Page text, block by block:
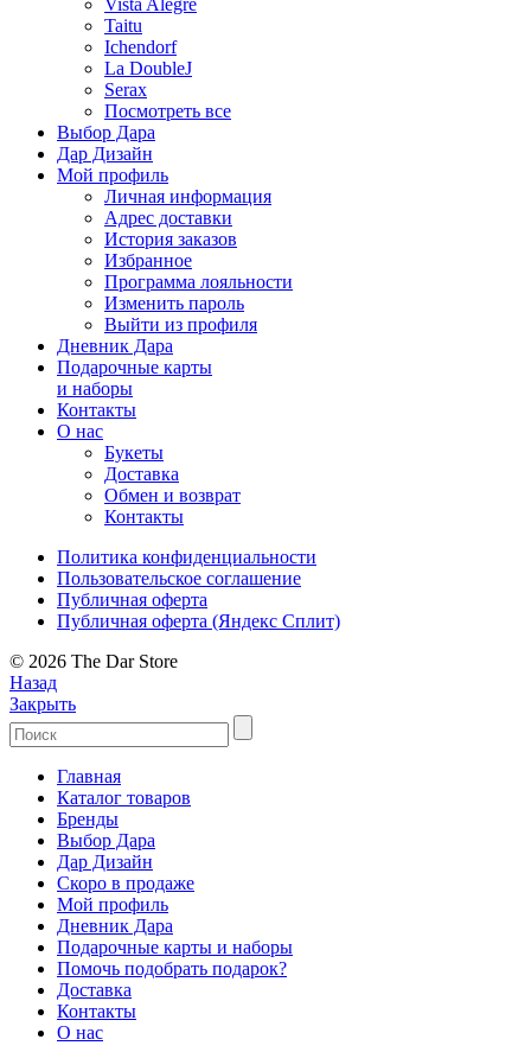
Vista Alegre
Taitu
Ichendorf
La DoubleJ
Serax
Посмотреть все
Выбор Дара
Дар Дизайн
Мой профиль
Личная информация
Адрес доставки
История заказов
Избранное
Программа лояльности
Изменить пароль
Выйти из профиля
Дневник Дара
Подарочные карты
и наборы
Контакты
О нас
Букеты
Доставка
Обмен и возврат
Контакты
Политика конфиденциальности
Пользовательское соглашение
Публичная оферта
Публичная оферта (Яндекс Сплит)
© 2026 The Dar Store
Назад
Закрыть
Главная
Каталог товаров
Бренды
Выбор Дара
Дар Дизайн
Скоро в продаже
Мой профиль
Дневник Дара
Подарочные карты и наборы
Помочь подобрать подарок?
Доставка
Контакты
О нас